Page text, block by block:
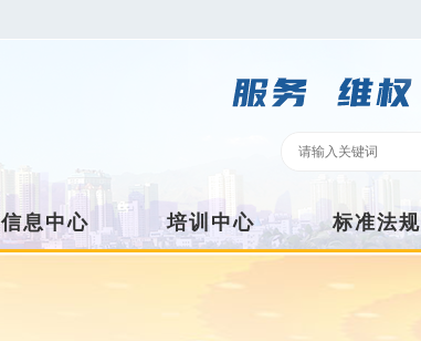
信息中心 培训中心 标准法规